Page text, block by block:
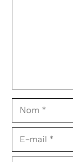
Nom
E-